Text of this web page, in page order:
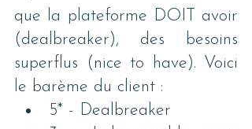
que la plateforme DOIT avoir
(dealbreaker), des besoins
superflus (nice to have). Voici
le barème du client :
5* - Dealbreaker